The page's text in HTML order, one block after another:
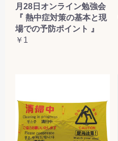
月28日オンライン勉強会
『 熱中症対策の基本と現
場での予防ポイント 』
￥1